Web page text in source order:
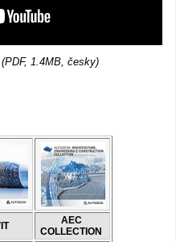
(PDF, 1.4MB, česky)
AEC
COLLECTION